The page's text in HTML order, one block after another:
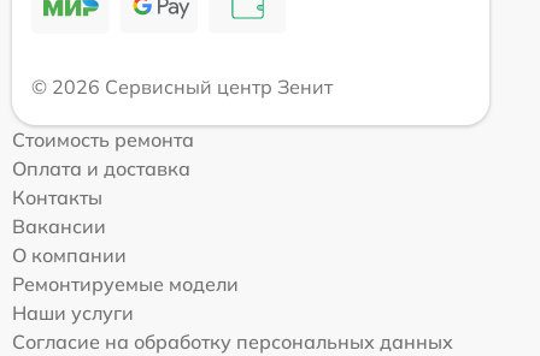
© 2026 Сервисный центр Зенит
Стоимость ремонта
Оплата и доставка
Контакты
Вакансии
О компании
Ремонтируемые модели
Наши услуги
Согласие на обработку персональных данных